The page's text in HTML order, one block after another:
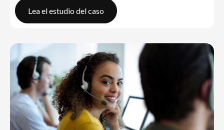
Lea el estudio del caso